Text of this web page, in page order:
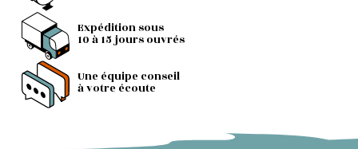
Expédition sous
10 à 15 jours ouvrés
Une équipe conseil
à votre écoute